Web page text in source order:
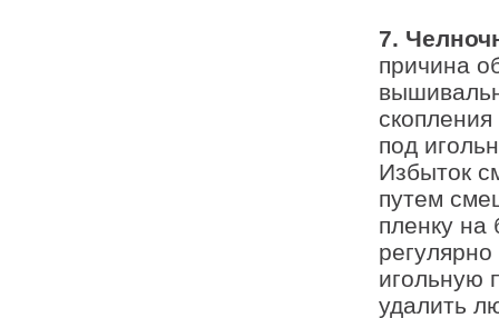
7.
причина
под
Избыток
путем
пленку на
игольную
удалить